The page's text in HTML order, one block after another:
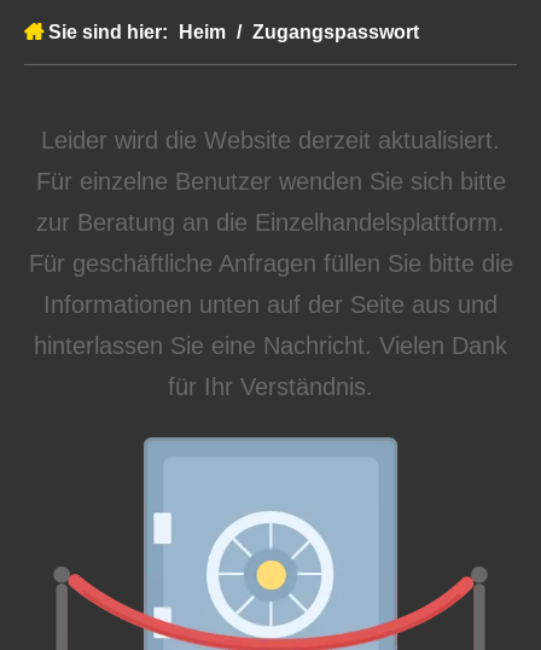
Sie sind hier: Heim / Zugangspasswort
Leider wird die Website derzeit aktualisiert.
Für einzelne Benutzer wenden Sie sich bitte
zur Beratung an die Einzelhandelsplattform.
Für geschäftliche Anfragen füllen Sie bitte die
Informationen unten auf der Seite aus und
hinterlassen Sie eine Nachricht. Vielen Dank
für Ihr Verständnis.